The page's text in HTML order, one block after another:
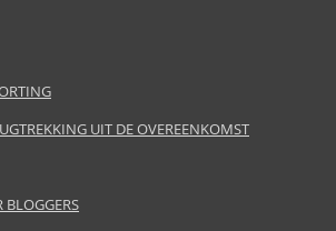
UIT DE OVEREENKOMST
BLOGGERS